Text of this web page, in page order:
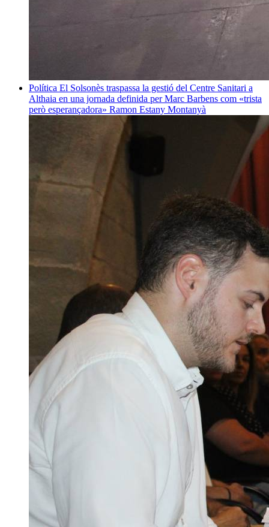
Política El Solsonès traspassa la gestió del Centre Sanitari a
Althaia en una jornada definida per Marc Barbens com «trista
però esperançadora» Ramon Estany Montanyà